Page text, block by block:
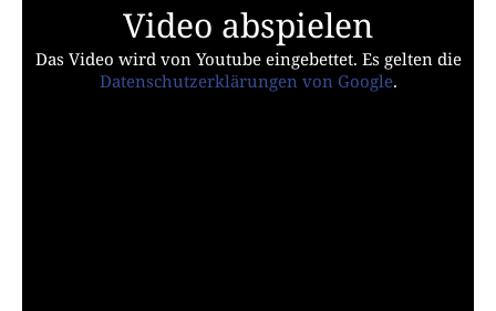
Video abspielen
Das Video wird von Youtube eingebettet. Es gelten die
Datenschutzerklärungen von Google.